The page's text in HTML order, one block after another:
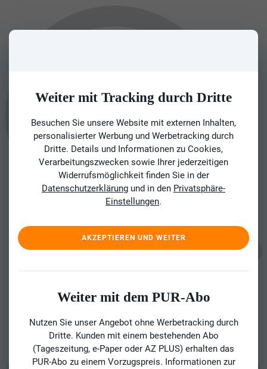
Weiter mit Tracking durch Dritte
Besuchen Sie unsere Website mit externen Inhalten,
personalisierter Werbung und Werbetracking durch
Dritte. Details und Informationen zu Cookies,
Verarbeitungszwecken sowie Ihrer jederzeitigen
Widerrufsmöglichkeit finden Sie in der
Datenschutzerklärung und in den Privatsphäre-
Einstellungen.
AKZEPTIEREN UND WEITER
Weiter mit dem PUR-Abo
Nutzen Sie unser Angebot ohne Werbetracking durch
Dritte. Kunden mit einem bestehenden Abo
(Tageszeitung, e-Paper oder AZ PLUS) erhalten das
PUR-Abo zu einem Vorzugspreis. Informationen zur